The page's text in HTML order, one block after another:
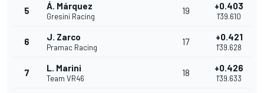
5 Á. Márquez
Gresini Racing
19 +0.403
1'39.610
6 J. Zarco
Pramac Racing
17 +0.421
1'39.628
7 L. Marini
Team VR46
18 +0.426
1'39.633